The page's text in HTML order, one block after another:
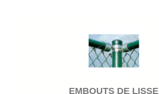
EMBOUTS DE LISSE